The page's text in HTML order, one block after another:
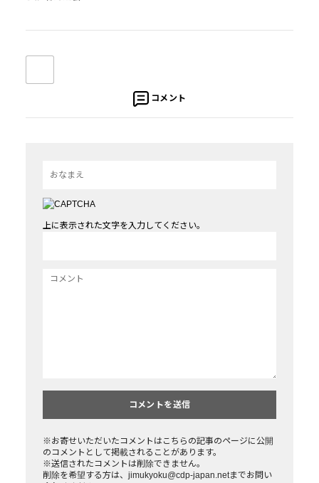
コメント
上に表示された文字を入力してください。
※お寄せいただいたコメントはこちらの記事のページに公開
のコメントとして掲載されることがあります。
※送信されたコメントは削除できません。
削除を希望する方は、jimukyoku@cdp-japan.netまでお問い